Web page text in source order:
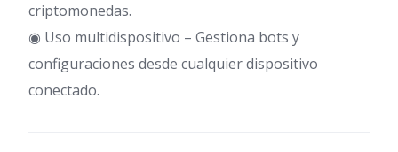
criptomonedas.
◉ Uso multidispositivo – Gestiona bots y
configuraciones desde cualquier dispositivo
conectado.